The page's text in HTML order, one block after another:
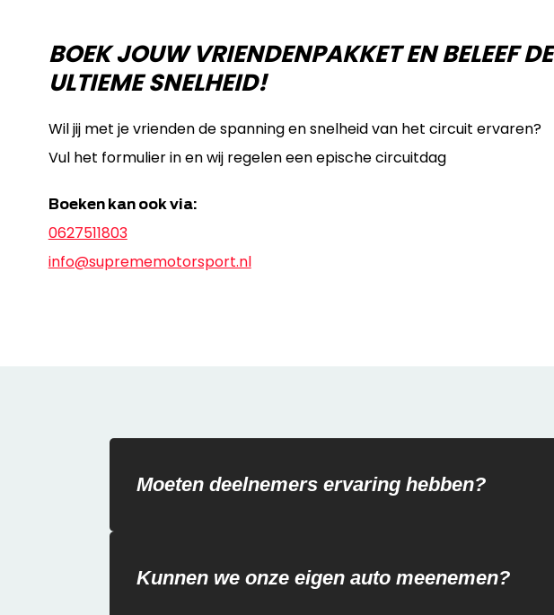
BOEK JOUW VRIENDENPAKKET EN BELEEF DE
ULTIEME SNELHEID!
Wil jij met je vrienden de spanning en snelheid van het circuit ervaren?
Vul het formulier in en wij regelen een epische circuitdag
Boeken kan ook via:
0627511803
info@suprememotorsport.nl
Moeten deelnemers ervaring hebben?
Kunnen we onze eigen auto meenemen?